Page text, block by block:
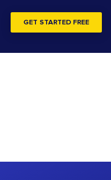
GET STARTED FREE